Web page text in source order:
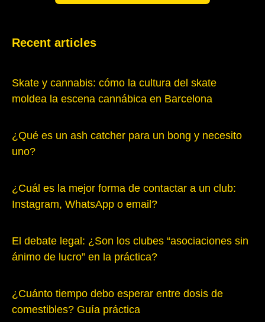
Recent articles
Skate y cannabis: cómo la cultura del skate
moldea la escena cannábica en Barcelona
¿Qué es un ash catcher para un bong y necesito
uno?
¿Cuál es la mejor forma de contactar a un club:
Instagram, WhatsApp o email?
El debate legal: ¿Son los clubes “asociaciones sin
ánimo de lucro” en la práctica?
¿Cuánto tiempo debo esperar entre dosis de
comestibles? Guía práctica